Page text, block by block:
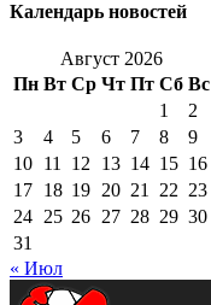
Календарь новостей
Август 2026
Пн Вт Ср Чт Пт Сб Вс
1
2
3
4 5 6 7 8
9
10 11 12 13 14 15 16
17 18 19 20 21 22 23
24 25 26 27 28 29 30
31
« Июл